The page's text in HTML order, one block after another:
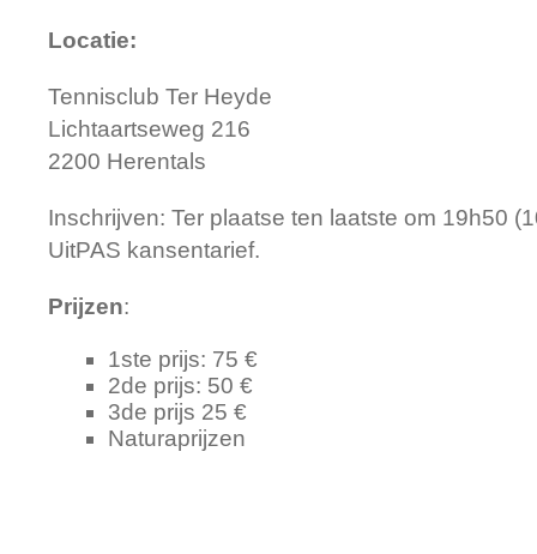
Locatie:
Tennisclub Ter Heyde
Lichtaartseweg 216
2200 Herentals
Inschrijven: Ter plaatse ten laatste om 19h50
UitPAS kansentarief.
Prijzen:
1ste prijs: 75 €
2de prijs: 50 €
3de prijs 25 €
Naturaprijzen